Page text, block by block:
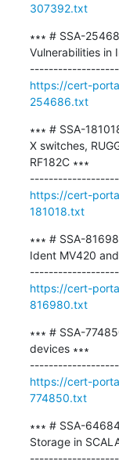
307392.txt
∗∗∗ # SSA-
Vulnerabilities in
https://cert-
254686.txt
∗∗∗ # SSA-
X switches,
RF182C ∗∗∗
https://cert-
181018.txt
∗∗∗ # SSA-
Ident MV420
https://cert-
816980.txt
∗∗∗ # SSA-
devices ∗∗∗
https://cert-
774850.txt
∗∗∗ # SSA-
Storage in